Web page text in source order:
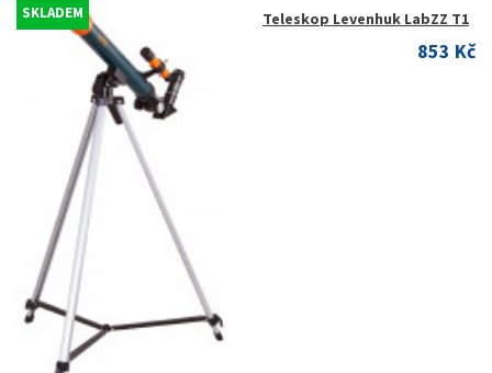
SKLADEM Teleskop Levenhuk LabZZ T1
853 Kč